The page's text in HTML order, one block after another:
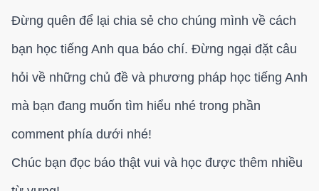
Đừng quên để lại chia sẻ cho chúng mình về cách
bạn học tiếng Anh qua báo chí. Đừng ngại đặt câu
hỏi về những chủ đề và phương pháp học tiếng Anh
mà bạn đang muốn tìm hiểu nhé trong phần
comment phía dưới nhé!
Chúc bạn đọc báo thật vui và học được thêm nhiều